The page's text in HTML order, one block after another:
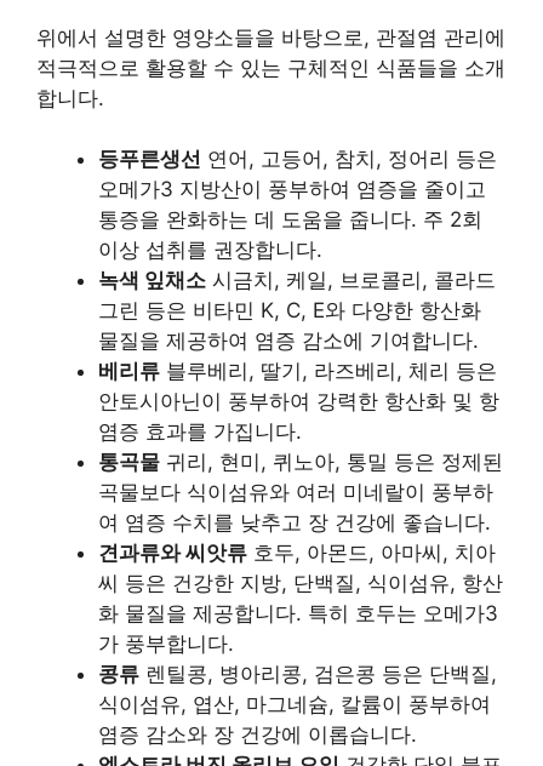
위에서 설명한 영양소들을 바탕으로, 관절염 관리에
적극적으로 활용할 수 있는 구체적인 식품들을 소개
합니다.
등푸른생선 연어, 고등어, 참치, 정어리 등은
오메가3 지방산이 풍부하여 염증을 줄이고
통증을 완화하는 데 도움을 줍니다. 주 2회
이상 섭취를 권장합니다.
녹색 잎채소 시금치, 케일, 브로콜리, 콜라드
그린 등은 비타민 K, C, E와 다양한 항산화
물질을 제공하여 염증 감소에 기여합니다.
베리류 블루베리, 딸기, 라즈베리, 체리 등은
안토시아닌이 풍부하여 강력한 항산화 및 항
염증 효과를 가집니다.
통곡물 귀리, 현미, 퀴노아, 통밀 등은 정제된
곡물보다 식이섬유와 여러 미네랄이 풍부하
여 염증 수치를 낮추고 장 건강에 좋습니다.
견과류와 씨앗류 호두, 아몬드, 아마씨, 치아
씨 등은 건강한 지방, 단백질, 식이섬유, 항산
화 물질을 제공합니다. 특히 호두는 오메가3
가 풍부합니다.
콩류 렌틸콩, 병아리콩, 검은콩 등은 단백질,
식이섬유, 엽산, 마그네슘, 칼륨이 풍부하여
염증 감소와 장 건강에 이롭습니다.